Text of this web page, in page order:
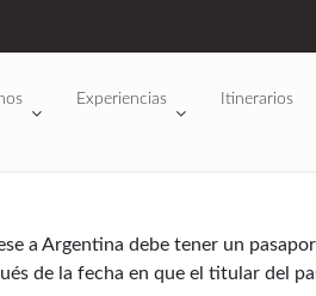
Experiencias Itinerarios
a Argentina debe tener un
de la fecha en que el titular del